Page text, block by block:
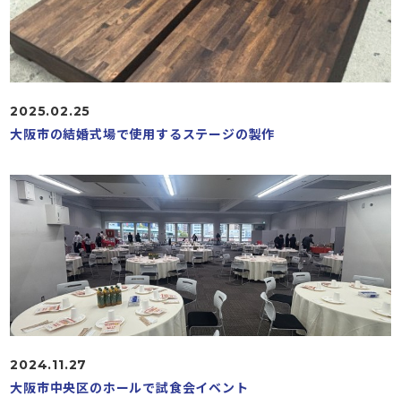
2025.02.25
大阪市の結婚式場で使用するステージの製作
2024.11.27
大阪市中央区のホールで試食会イベント